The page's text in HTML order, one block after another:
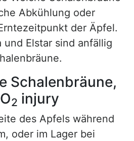
Abkühlung oder
der Äpfel.
und Elstar sind anfällig
Schalenbräune,
2 injury
des Apfels während
oder im Lager bei